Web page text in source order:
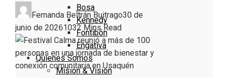
Bosa
Kennedy
Fontibón
Engativa
Quienes Somos
Misión & Visión
Fernanda Beltrán Buitrago30 de
junio de 20261032 Mins Read